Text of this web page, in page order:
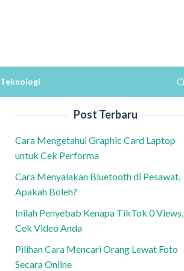
Teknologi
Post Terbaru
Cara Mengetahui Graphic Card Laptop
untuk Cek Performa
Cara Menyalakan Bluetooth di Pesawat,
Apakah Boleh?
Inilah Penyebab Kenapa TikTok 0 Views,
Cek Video Anda
Pilihan Cara Mencari Orang Lewat Foto
Secara Online